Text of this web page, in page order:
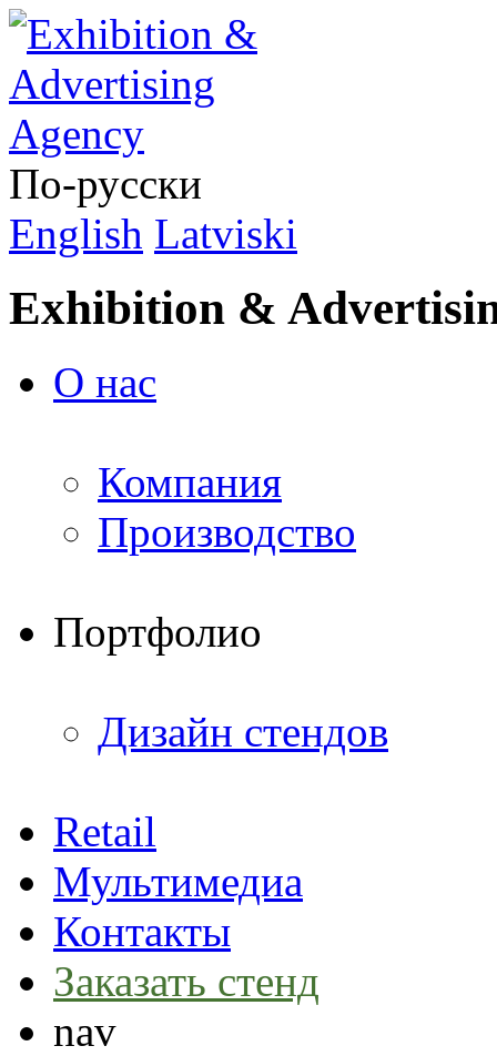
По-русски
English Latviski
Exhibition &
О нас
Компания
Производство
Портфолио
Дизайн стендов
Retail
Мультимедиа
Контакты
Заказать стенд
nav